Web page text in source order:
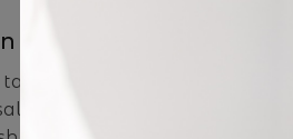
uyqu sifatiga
tiklanadi, asab tizimi
ta'sir qiladi: